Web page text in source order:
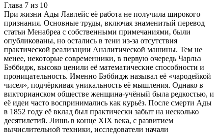
Глава 7 из 10
При жизни Ады Лавлейс её работа не получила широкого
признания. Основные труды, включая знаменитый перевод
статьи Менабреа с собственными примечаниями, были
опубликованы, но остались в тени из-за отсутствия
практической реализации Аналитической машины. Тем не
менее, некоторые современники, в первую очередь Чарльз
Бэббидж, высоко ценили её математические способности и
проницательность. Именно Бэббидж называл её «чародейкой
чисел», подчёркивая уникальность её мышления. Однако в
викторианском обществе женщина-учёный была редкостью, и
её идеи часто воспринимались как курьёз. После смерти Ады
в 1852 году её вклад был практически забыт на несколько
десятилетий. Лишь в конце XIX века, с развитием
вычислительной техники, исследователи начали